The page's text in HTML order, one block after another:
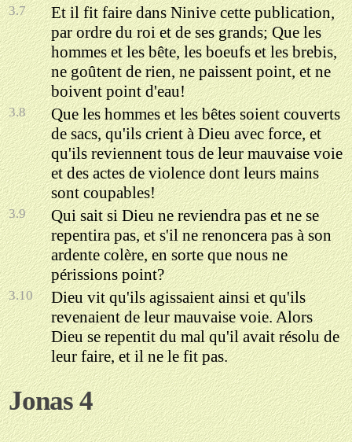
3.7
Et il fit faire dans Ninive cette publication,
par ordre du roi et de ses grands; Que les
hommes et les bête, les boeufs et les brebis,
ne goûtent de rien, ne paissent point, et ne
boivent point d'eau!
3.8
Que les hommes et les bêtes soient couverts
de sacs, qu'ils crient à Dieu avec force, et
qu'ils reviennent tous de leur mauvaise voie
et des actes de violence dont leurs mains
sont coupables!
3.9
Qui sait si Dieu ne reviendra pas et ne se
repentira pas, et s'il ne renoncera pas à son
ardente colère, en sorte que nous ne
périssions point?
3.10
Dieu vit qu'ils agissaient ainsi et qu'ils
revenaient de leur mauvaise voie. Alors
Dieu se repentit du mal qu'il avait résolu de
leur faire, et il ne le fit pas.
Jonas 4